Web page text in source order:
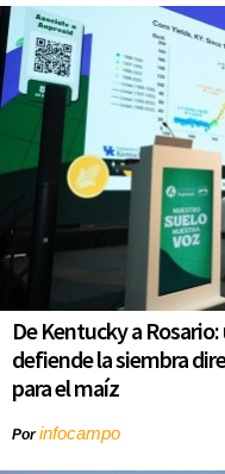
De Kentucky a
defiende la siembra
para el maíz
Porinfocampo